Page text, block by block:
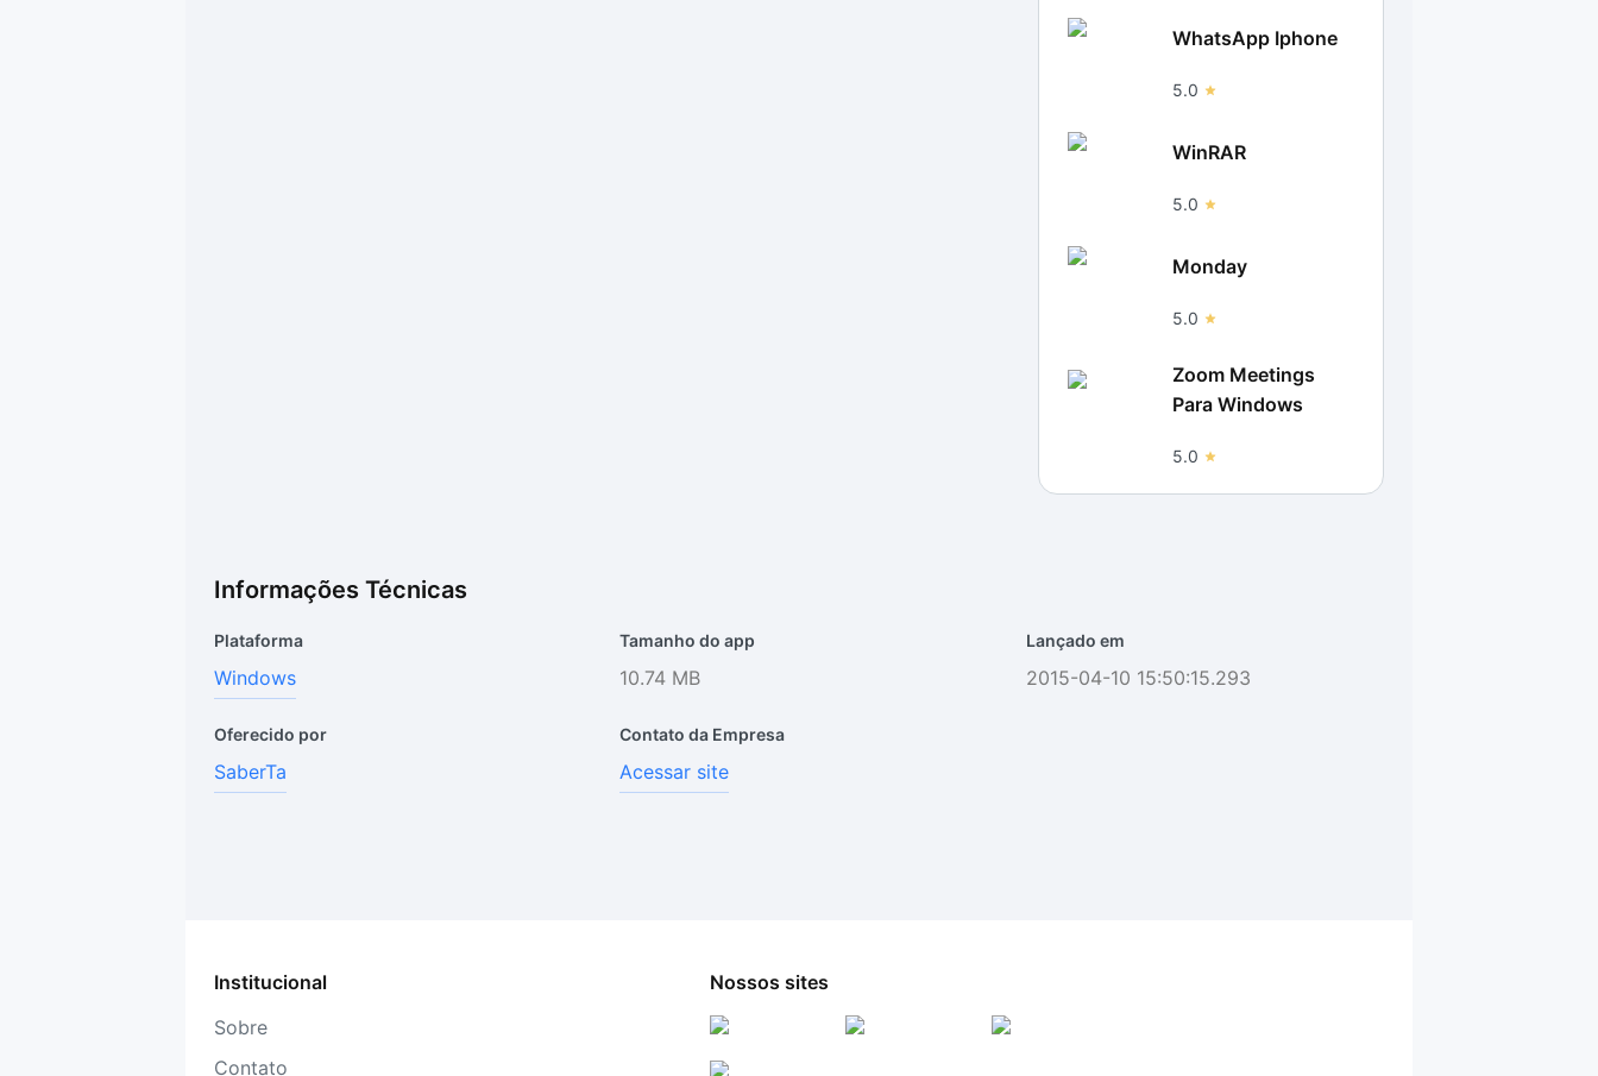
WhatsApp Iphone
5.0
WinRAR
5.0
Monday
5.0
Zoom Meetings
Para Windows
5.0
Informações Técnicas
Plataforma
Windows
Tamanho do app
10.74 MB
Lançado em
2015-04-10 15:50:15.293
Oferecido por
SaberTa
Contato da Empresa
Acessar site
Institucional
Sobre
Contato
Nossos sites